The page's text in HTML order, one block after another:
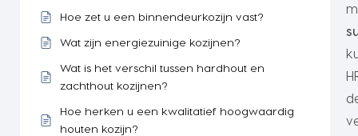
Hoe zet u een binnendeurkozijn vast?
Wat zijn energiezuinige kozijnen?
Wat is het verschil tussen hardhout en
zachthout kozijnen?
Hoe herken u een kwalitatief hoogwaardig
houten kozijn?